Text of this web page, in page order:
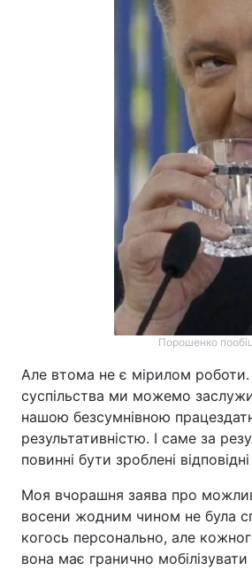
Порошенко
Але втома не є мірилом роботи.
суспільства ми можемо
нашою безсумнівною
результативністю. І саме за
повинні бути зроблені
Моя вчорашня заява про
восени жодним чином не була
когось персонально, але
вона має гранично